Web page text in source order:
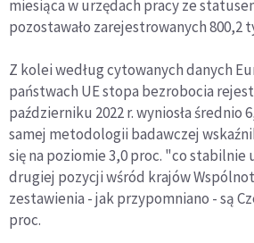
miesiąca w urzędach pracy ze
pozostawało zarejestrowanych 800,2
Z kolei według cytowanych danych
państwach UE stopa bezrobocia
październiku 2022 r. wyniosła średnio
samej metodologii badawczej
się na poziomie 3,0 proc. "co stabilnie
drugiej pozycji wśród krajów
zestawienia - jak przypomniano - są
proc.